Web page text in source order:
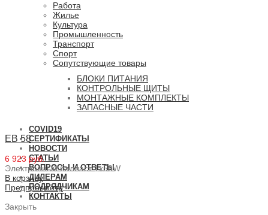
Работа
Жилье
Культура
Промышленность
Транспорт
Спорт
Сопутствующие товары
БЛОКИ ПИТАНИЯ
КОНТРОЛЬНЫЕ ЩИТЫ
МОНТАЖНЫЕ КОМПЛЕКТЫ
ЗАПАСНЫЕ ЧАСТИ
COVID19
СЕРТИФИКАТЫ
НОВОСТИ
СТАТЬИ
ВОПРОСЫ И ОТВЕТЫ
ДИЛЕРАМ
ПОДРЯДЧИКАМ
КОНТАКТЫ
EB 58
6 923 руб.
Электронный балласт 1x58W
В корзину
Предпросмотр
Закрыть